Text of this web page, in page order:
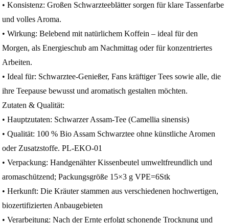
• Konsistenz: Großen Schwarzteeblätter sorgen für klare Tassenfarbe
und volles Aroma.
• Wirkung: Belebend mit natürlichem Koffein – ideal für den
Morgen, als Energieschub am Nachmittag oder für konzentriertes
Arbeiten.
• Ideal für: Schwarztee-Genießer, Fans kräftiger Tees sowie alle, die
ihre Teepause bewusst und aromatisch gestalten möchten.
Zutaten & Qualität:
• Hauptzutaten: Schwarzer Assam-Tee (Camellia sinensis)
• Qualität: 100 % Bio Assam Schwarztee ohne künstliche Aromen
oder Zusatzstoffe. PL-EKO-01
• Verpackung: Handgenähter Kissenbeutel umweltfreundlich und
aromaschützend; Packungsgröße 15×3 g VPE=6Stk
• Herkunft: Die Kräuter stammen aus verschiedenen hochwertigen,
biozertifizierten Anbaugebieten
• Verarbeitung: Nach der Ernte erfolgt schonende Trocknung und